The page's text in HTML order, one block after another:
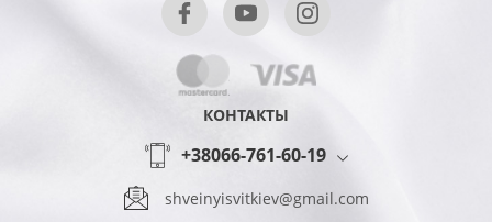
КОНТАКТЫ
+38066-761-60-19
shveinyisvitkiev@gmail.com